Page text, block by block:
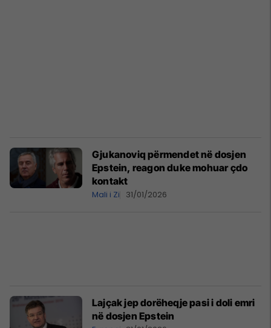
Gjukanoviq përmendet në dosjen
Epstein, reagon duke mohuar çdo
kontakt
Mali i Zi 31/01/2026
Lajçak jep dorëheqje pasi i doli emri
në dosjen Epstein